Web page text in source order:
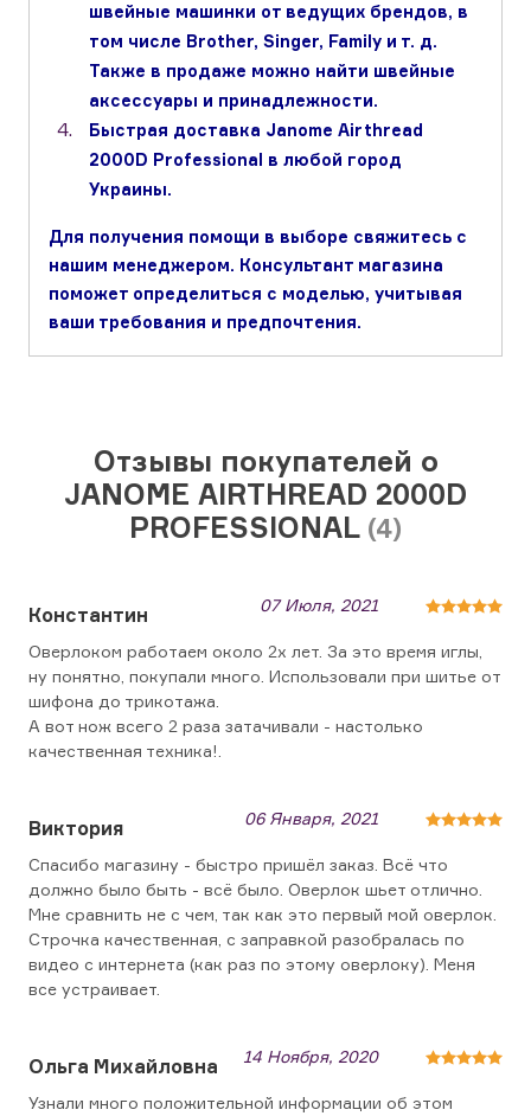
швейные машинки от ведущих брендов, в
том числе Brother, Singer, Family и т. д.
Также в продаже можно найти швейные
аксессуары и принадлежности.
Быстрая доставка Janome Airthread
2000D Professional в любой город
Украины.
Для получения помощи в выборе свяжитесь с
нашим менеджером. Консультант магазина
поможет определиться с моделью, учитывая
ваши требования и предпочтения.
Отзывы покупателей о
JANOME AIRTHREAD 2000D
PROFESSIONAL (4)
Константин 07 Июля, 2021
Оверлоком работаем около 2х лет. За это время иглы,
ну понятно, покупали много. Использовали при шитье от
шифона до трикотажа.
А вот нож всего 2 раза затачивали - настолько
качественная техника!.
Виктория 06 Января, 2021
Спасибо магазину - быстро пришёл заказ. Всё что
должно было быть - всё было. Оверлок шьет отлично.
Мне сравнить не с чем, так как это первый мой оверлок.
Строчка качественная, с заправкой разобралась по
видео с интернета (как раз по этому оверлоку). Меня
все устраивает.
Ольга Михайловна 14 Ноября, 2020
Узнали много положительной информации об этом